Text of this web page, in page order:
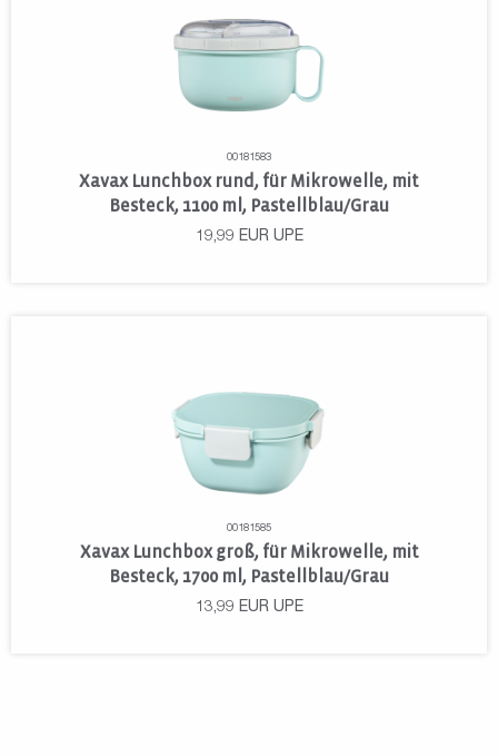
00181583
Xavax Lunchbox rund, für Mikrowelle, mit
Besteck, 1100 ml, Pastellblau/Grau
19,99 EUR UPE
00181585
Xavax Lunchbox groß, für Mikrowelle, mit
Besteck, 1700 ml, Pastellblau/Grau
13,99 EUR UPE